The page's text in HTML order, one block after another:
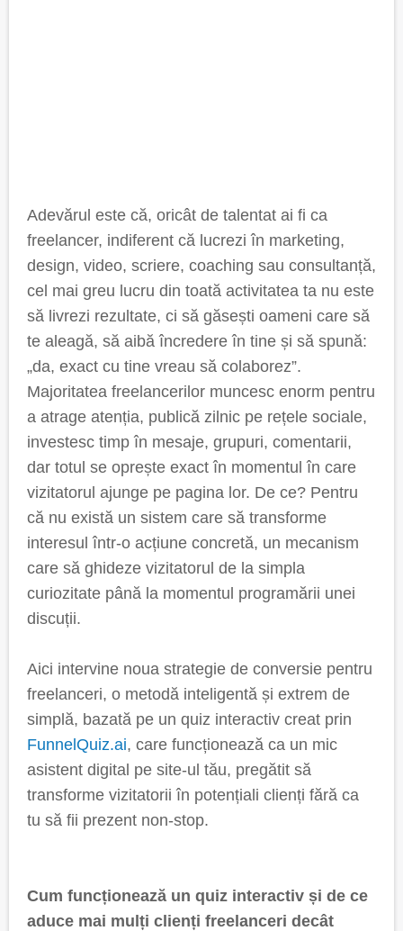
Adevărul este că, oricât de talentat ai fi ca
freelancer, indiferent că lucrezi în marketing,
design, video, scriere, coaching sau consultanță,
cel mai greu lucru din toată activitatea ta nu este
să livrezi rezultate, ci să găsești oameni care să
te aleagă, să aibă încredere în tine și să spună:
„da, exact cu tine vreau să colaborez”.
Majoritatea freelancerilor muncesc enorm pentru
a atrage atenția, publică zilnic pe rețele sociale,
investesc timp în mesaje, grupuri, comentarii,
dar totul se oprește exact în momentul în care
vizitatorul ajunge pe pagina lor. De ce? Pentru
că nu există un sistem care să transforme
interesul într-o acțiune concretă, un mecanism
care să ghideze vizitatorul de la simpla
curiozitate până la momentul programării unei
discuții.
Aici intervine noua strategie de conversie pentru
freelanceri, o metodă inteligentă și extrem de
simplă, bazată pe un quiz interactiv creat prin
FunnelQuiz.ai, care funcționează ca un mic
asistent digital pe site-ul tău, pregătit să
transforme vizitatorii în potențiali clienți fără ca
tu să fii prezent non-stop.
Cum funcționează un quiz interactiv și de ce
aduce mai mulți clienți freelanceri decât